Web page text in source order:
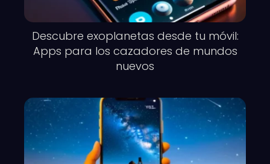
Descubre exoplanetas desde tu móvil:
Apps para los cazadores de mundos
nuevos